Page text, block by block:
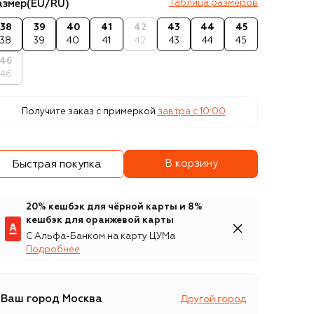
(EU/RU) Таблица размеров
38
38
39
39
40
40
41
41
42
42
43
43
44
44
45
45
46
46
Получите заказ с примеркой завтра c 10:00
Быстрая покупка В корзину
20% кешбэк для чёрной карты и 8%
кешбэк для оранжевой карты
С Альфа-Банком на карту ЦУМа
Подробнее
Ваш город Москва Другой город